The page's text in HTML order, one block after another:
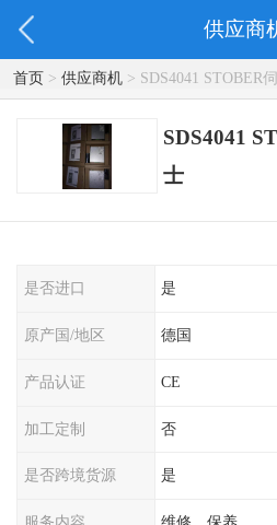
供应商
首页> 供应商机> SDS4041 STOBER
SDS4041
士
是否进口 是
原产国/地区 德国
产品认证 CE
加工定制 否
是否跨境货源 是